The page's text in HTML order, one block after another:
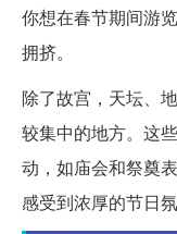
你想在春节期间游
拥挤。
除了故宫，天坛、
较集中的地方。这
动，如庙会和祭奠
感受到浓厚的节日氛